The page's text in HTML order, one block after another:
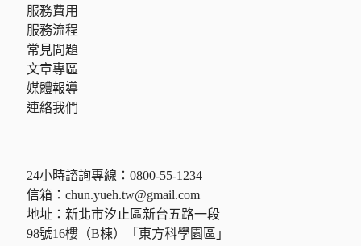
服務費用
服務流程
常見問題
文章專區
媒體報導
連絡我們
24小時諮詢專線： 0800-55-1234
信箱： chun.yueh.tw@gmail.com
地址：新北市汐止區新台五路一段
98號16樓（B棟）「東方科學園區」